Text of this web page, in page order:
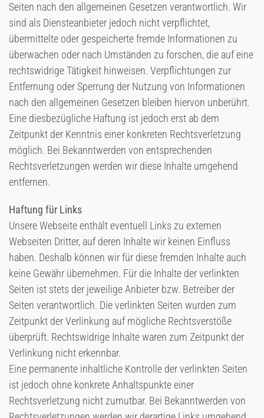
Seiten nach den allgemeinen Gesetzen verantwortlich. Wir
sind als Diensteanbieter jedoch nicht verpflichtet,
übermittelte oder gespeicherte fremde Informationen zu
überwachen oder nach Umständen zu forschen, die auf eine
rechtswidrige Tätigkeit hinweisen. Verpflichtungen zur
Entfernung oder Sperrung der Nutzung von Informationen
nach den allgemeinen Gesetzen bleiben hiervon unberührt.
Eine diesbezügliche Haftung ist jedoch erst ab dem
Zeitpunkt der Kenntnis einer konkreten Rechtsverletzung
möglich. Bei Bekanntwerden von entsprechenden
Rechtsverletzungen werden wir diese Inhalte umgehend
entfernen.
Haftung für Links
Unsere Webseite enthält eventuell Links zu externen
Webseiten Dritter, auf deren Inhalte wir keinen Einfluss
haben. Deshalb können wir für diese fremden Inhalte auch
keine Gewähr übernehmen. Für die Inhalte der verlinkten
Seiten ist stets der jeweilige Anbieter bzw. Betreiber der
Seiten verantwortlich. Die verlinkten Seiten wurden zum
Zeitpunkt der Verlinkung auf mögliche Rechtsverstöße
überprüft. Rechtswidrige Inhalte waren zum Zeitpunkt der
Verlinkung nicht erkennbar.
Eine permanente inhaltliche Kontrolle der verlinkten Seiten
ist jedoch ohne konkrete Anhaltspunkte einer
Rechtsverletzung nicht zumutbar. Bei Bekanntwerden von